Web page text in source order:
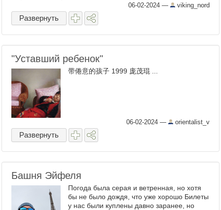
06-02-2024 — viking_nord
Развернуть
"Уставший ребенок"
带倦意的孩子 1999 庞茂琨 ...
06-02-2024 — orientalist_v
Развернуть
Башня Эйфеля
Погода была серая и ветренная, но хотя
бы не было дождя, что уже хорошо Билеты
у нас были куплены давно заранее, но